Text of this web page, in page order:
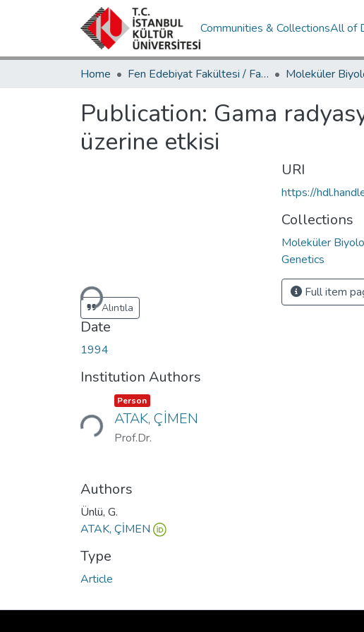
Communities & CollectionsAll of
Home Fen Edebiyat Fakültesi / Faculty of Letters and Sciences
Publication: Gama
üzerine etkisi
Loading...Alıntıla
Date
1994
Institution Authors
Loading... Item type:
Person ,
ATAK, ÇİMEN
Prof.Dr.
Authors
Ünlü, G.
ATAK, ÇİMEN
Type
Article
URI
https://
Collections
Moleküler
Genetics
Full item